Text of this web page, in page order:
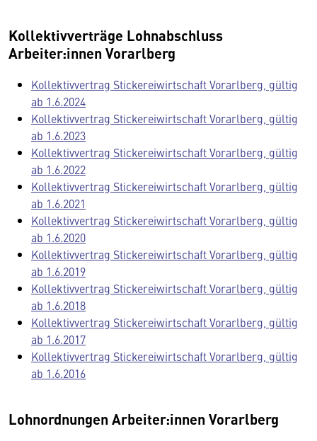
Kollektivverträge Lohnabschluss
Arbeiter:innen Vorarlberg
Kollektivvertrag Stickereiwirtschaft Vorarlberg, gültig
ab 1.6.2024
Kollektivvertrag Stickereiwirtschaft Vorarlberg, gültig
ab 1.6.2023
Kollektivvertrag Stickereiwirtschaft Vorarlberg, gültig
ab 1.6.2022
Kollektivvertrag Stickereiwirtschaft Vorarlberg, gültig
ab 1.6.2021
Kollektivvertrag Stickereiwirtschaft Vorarlberg, gültig
ab 1.6.2020
Kollektivvertrag Stickereiwirtschaft Vorarlberg, gültig
ab 1.6.2019
Kollektivvertrag Stickereiwirtschaft Vorarlberg, gültig
ab 1.6.2018
Kollektivvertrag Stickereiwirtschaft Vorarlberg, gültig
ab 1.6.2017
Kollektivvertrag Stickereiwirtschaft Vorarlberg, gültig
ab 1.6.2016
Lohnordnungen Arbeiter:innen Vorarlberg